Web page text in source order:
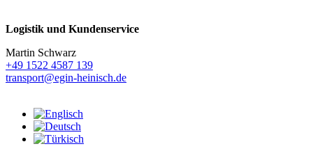
Logistik und Kundenservice
Martin Schwarz
+49 1522 4587 139
transport@egin-heinisch.de